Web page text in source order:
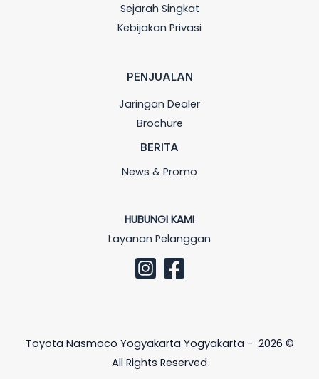
Sejarah Singkat
Kebijakan Privasi
PENJUALAN
Jaringan Dealer
Brochure
BERITA
News & Promo
HUBUNGI KAMI
Layanan Pelanggan
Toyota Nasmoco Yogyakarta Yogyakarta - 2026 ©
All Rights Reserved